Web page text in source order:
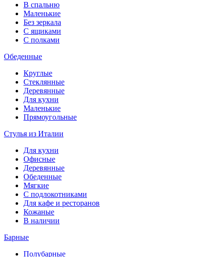
В спальню
Маленькие
Без зеркала
С ящиками
С полками
Обеденные
Круглые
Стеклянные
Деревянные
Для кухни
Маленькие
Прямоугольные
Стулья из Италии
Для кухни
Офисные
Деревянные
Обеденные
Мягкие
С подлокотниками
Для кафе и ресторанов
Кожаные
В наличии
Барные
Полубарные